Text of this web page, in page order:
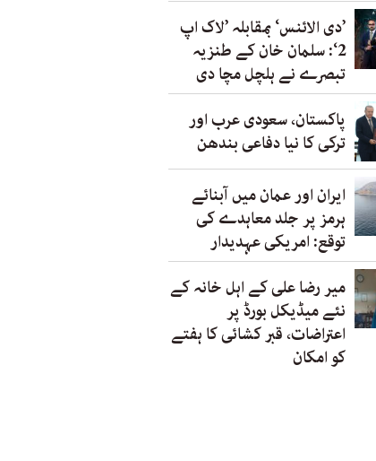
’دی الائنس‘ بمقابلہ ’لاک اپ
2‘: سلمان خان کے طنزیہ
تبصرے نے ہلچل مچا دی
پاکستان، سعودی عرب اور
ترکی کا نیا دفاعی بندھن
ایران اور عمان میں آبنائے
ہرمز پر جلد معاہدے کی
توقع: امریکی عہدیدار
میر رضا علی کے اہل خانہ کے
نئے میڈیکل بورڈ پر
اعتراضات، قبر کشائی کا ہفتے
کو امکان